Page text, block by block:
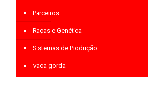
Parceiros
Raças e Genética
Sistemas de Produção
Vaca gorda